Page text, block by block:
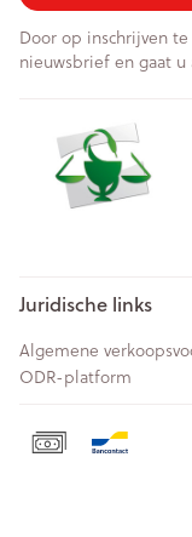
Door op inschrijven
nieuwsbrief en gaat
Juridische links
Algemene
ODR-platform